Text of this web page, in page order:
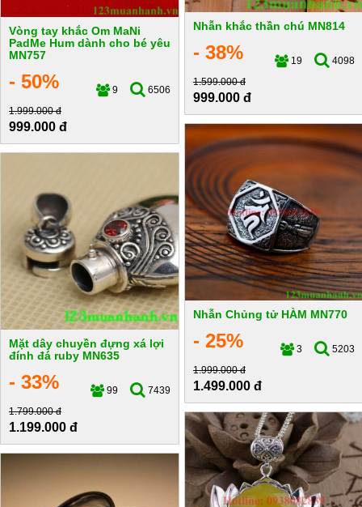
Nhẫn khắc thần chú MN814
- 38% 19
4098
1.599.000 đ
999.000 đ
Vòng tay khắc Om MaNi
PadMe Hum dành cho bé yêu
MN757
- 50% 9
6506
1.999.000 đ
999.000 đ
Nhẫn Chủng tử HÀM MN770
- 25% 3
5203
1.999.000 đ
1.499.000 đ
Mặt dây chuyền đựng xá lợi
đính đá ruby MN635
- 33% 99
7439
1.799.000 đ
1.199.000 đ